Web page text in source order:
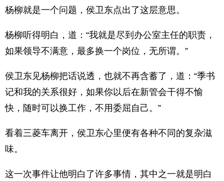
杨柳就是一个问题，侯卫东点出了这层意思。
杨柳听得明白，道：“我就是尽到办公室主任的职责，
如果领导不满意，最多换一个岗位，无所谓。”
侯卫东见杨柳把话说透，也就不再含蓄了，道：“季书
记和我的关系很好，如果你以后在新管会干得不愉
快，随时可以换工作，不用委屈自己。”
看着三菱车离开，侯卫东心里便有各种不同的复杂滋
味。
这一次事件让他明白了许多事情，其中之一就是明白